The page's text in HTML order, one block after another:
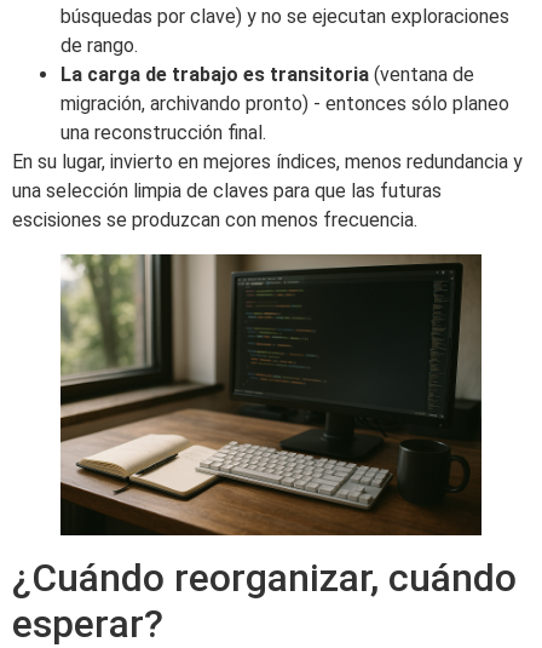
búsquedas por clave) y no se ejecutan exploraciones
de rango.
La carga de trabajo es transitoria (ventana de
migración, archivando pronto) - entonces sólo planeo
una reconstrucción final.
En su lugar, invierto en mejores índices, menos redundancia y
una selección limpia de claves para que las futuras
escisiones se produzcan con menos frecuencia.
¿Cuándo reorganizar, cuándo
esperar?